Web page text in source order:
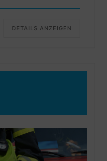
DETAILS ANZEIGEN